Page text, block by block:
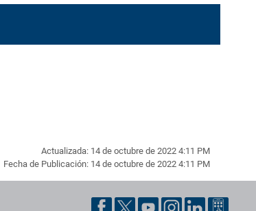
Actualizada: 14 de octubre de 2022 4:11 PM
Fecha de Publicación: 14 de octubre de 2022 4:11 PM